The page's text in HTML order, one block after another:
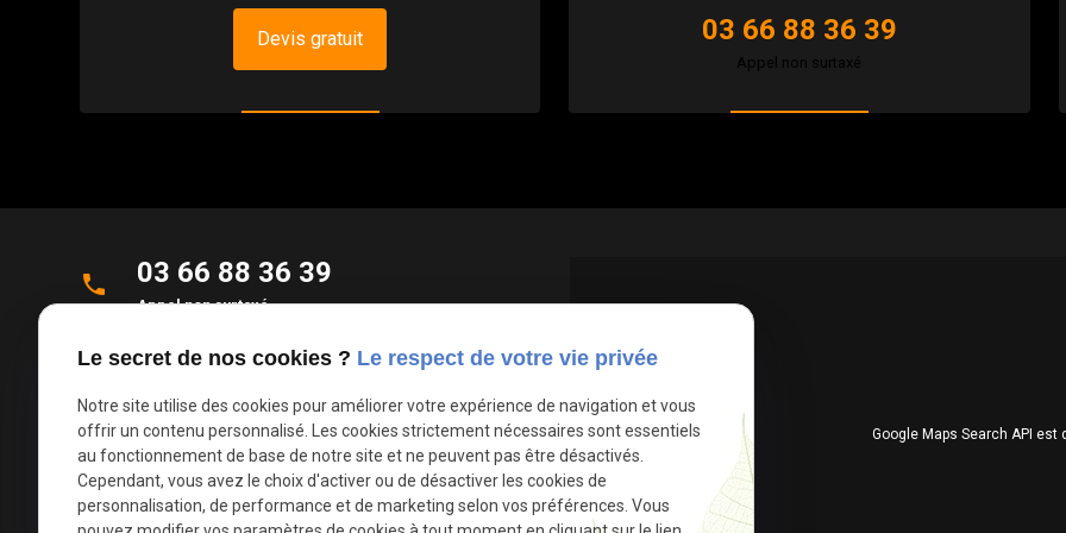
Devis gratuit 03 66 88 36 39
Appel non surtaxé
phone 03 66 88 36 39
Appel non surtaxé
place
Allée des Roseaux
59270 Bailleul
mail contact@deco-stores.com
Google Maps Search API
Le secret de nos cookies ? Le respect de votre vie privée
Notre site utilise des cookies pour améliorer votre expérience de navigation et vous
offrir un contenu personnalisé. Les cookies strictement nécessaires sont essentiels
au fonctionnement de base de notre site et ne peuvent pas être désactivés.
Cependant, vous avez le choix d'activer ou de désactiver les cookies de
personnalisation, de performance et de marketing selon vos préférences. Vous